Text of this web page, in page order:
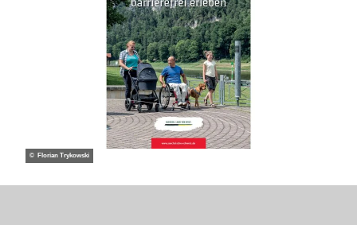
© Florian Trykowski